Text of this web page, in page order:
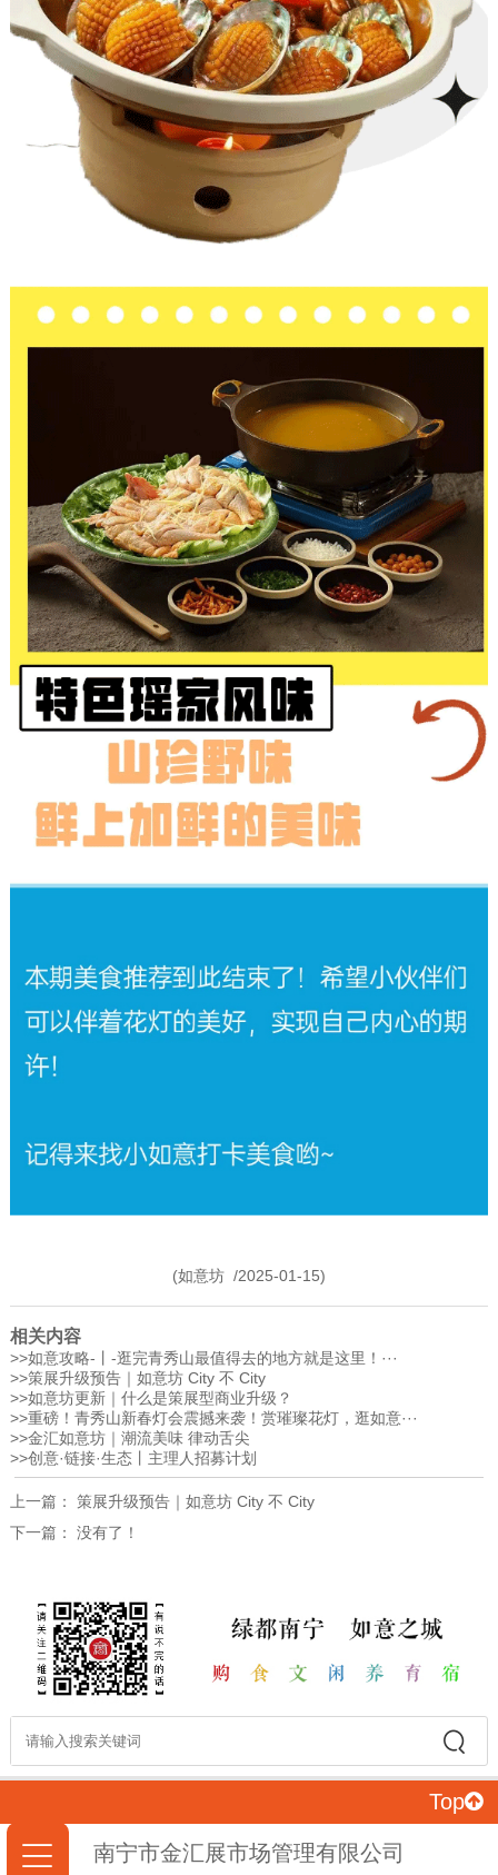
(如意坊 /2025-01-15)
相关内容
>>如意攻略-丨-逛完青秀山最值得去的地方就是这里！···
>>策展升级预告｜如意坊 City 不 City
>>如意坊更新｜什么是策展型商业升级？
>>重磅！青秀山新春灯会震撼来袭！赏璀璨花灯，逛如意···
>>金汇如意坊｜潮流美味 律动舌尖
>>创意·链接·生态丨主理人招募计划
上一篇： 策展升级预告｜如意坊 City 不 City
下一篇： 没有了！
Top
南宁市金汇展市场管理有限公司